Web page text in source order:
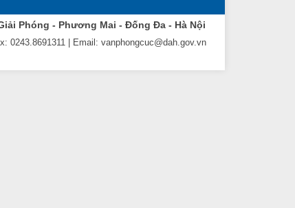
Phóng - Phương Mai - Đống Đa - Hà Nội
0243.8691311 | Email: vanphongcuc@dah.gov.vn